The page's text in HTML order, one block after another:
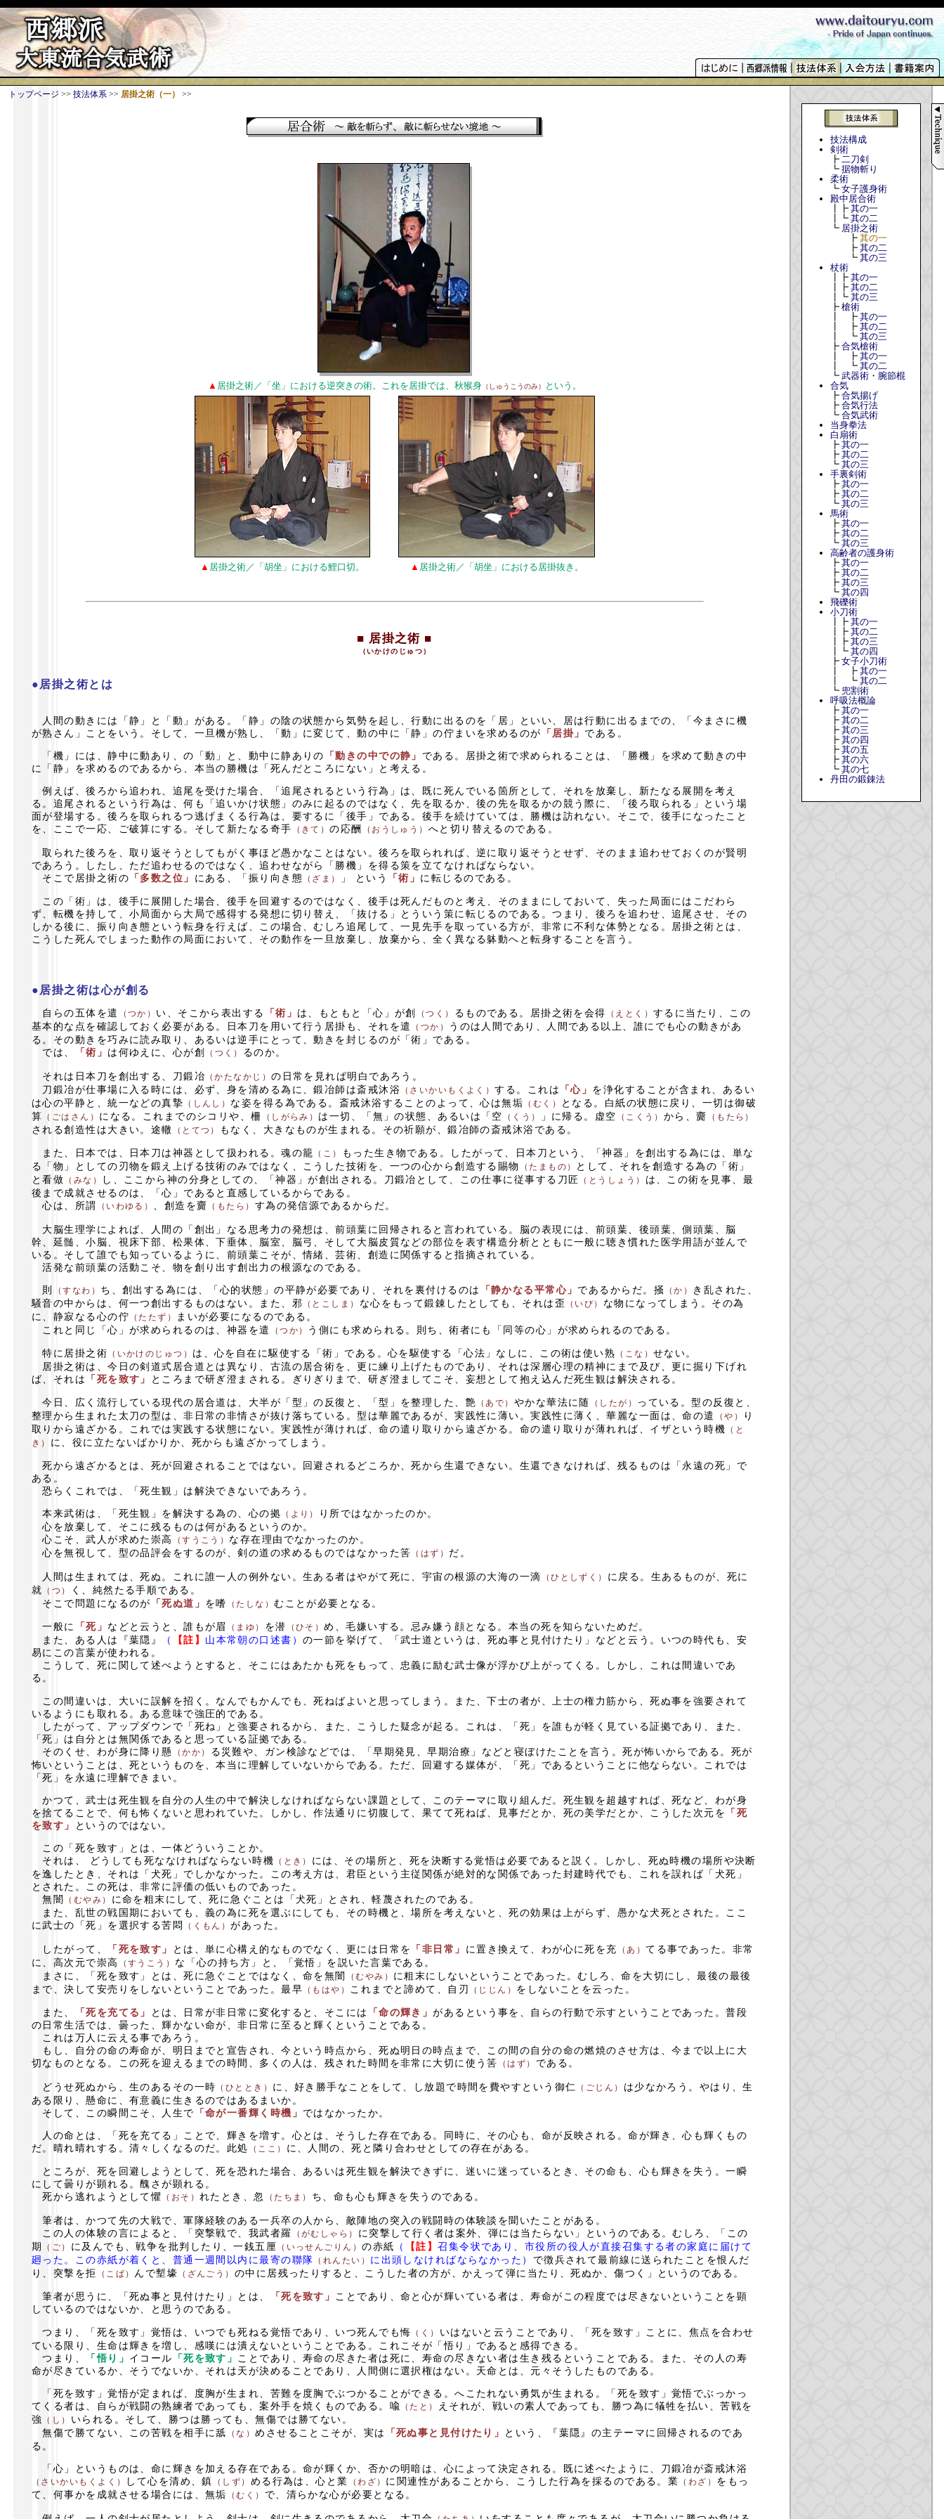
トップページ >> 技法体系 >> 居掛之術（一） >>
▲ 居掛之術／「坐」における逆突きの術。これを居掛では、秋猴身 （しゅうこうのみ） という。
▲ 居掛之術／「胡坐」における鯉口切。 ▲ 居掛之術／「胡坐」における居掛抜き。
■ 居掛之術 ■
（いかけのじゅつ）
●居掛之術とは
人間の動きには「静」と「動」がある。「静」の陰の状態から気勢を起し、行動に出るのを「居」といい、居は行動に出るまでの、「今まさに機
が熟さん」ことをいう。そして、一旦機が熟し、「動」に変じて、動の中に「静」の佇まいを求めるのが
「居掛」 である。
「機」には、静中に動あり、の「動」と、動中に静ありの 「動きの中での静」 である。居掛之術で求められることは、「勝機」を求めて動きの中
に「静」を求めるのであるから、本当の勝機は「死んだところにない」と考える。
例えば、後ろから追われ、追尾を受けた場合、「追尾されるという行為」は、既に死んでいる箇所として、それを放棄し、新たなる展開を考え
る。追尾されるという行為は、何も「追いかけ状態」のみに起るのではなく、先を取るか、後の先を取るかの競う際に、「後ろ取られる」という場
面が登場する。後ろを取られるつ逃げまくる行為は、要するに「後手」である。後手を続けていては、勝機は訪れない。そこで、後手になったこと
を、ここで一応、ご破算にする。そして新たなる奇手
（きて）の応酬 （おうしゅう） へと切り替えるのである。
取られた後ろを、取り返そうとしてもがく事ほど愚かなことはない。後ろを取られれば、逆に取り返そうとせず、そのまま追わせておくのが賢明
であろう。したし、ただ追わせるのではなく、追わせながら「勝機」を得る策を立てなければならない。
そこで居掛之術の 「多数之位」 にある、「振り向き態 （ざま） 」 という 「術」 に転じるのである。
この「術」は、後手に展開した場合、後手を回避するのではなく、後手は死んだものと考え、そのままにしておいて、失った局面にはこだわら
ず、転機を持して、小局面から大局で感得する発想に切り替え、「抜ける」とういう策に転じるのである。つまり、後ろを追わせ、追尾させ、その
しかる後に、振り向き態という転身を行えば、この場合、むしろ追尾して、一見先手を取っている方が、非常に不利な体勢となる。居掛之術とは、
こうした死んでしまった動作の局面において、その動作を一旦放棄し、放棄から、全く異なる躰動へと転身することを言う。
●居掛之術は心が創る
自らの五体を遣 （つか） い、そこから表出する 「術」 は、もともと「心」が創 （つく） るものである。居掛之術を会得 （えとく）するに当たり、この
基本的な点を確認しておく必要がある。日本刀を用いて行う居掛も、それを遣
（つか）
うのは人間であり、人間である以上、誰にでも心の動きがあ
る。その動きを巧みに読み取り、あるいは逆手にとって、動きを封じるのが「術」である。
では、
「術」 は何ゆえに、心が創 （つく） るのか。
それは日本刀を創出する、刀鍛冶 （かたなかじ）の日常を見れば明白であろう。
刀鍛冶が仕事場に入る時には、必ず、身を清める為に、鍛冶師は斎戒沐浴
（さいかいもくよく）する。これは 「心」 を浄化することが含まれ、あるい
は心の平静と、統一などの真摯 （しんし） な姿を得る為である。斎戒沐浴することのよって、心は無垢 （むく）
となる。白紙の状態に戻り、一切は御破
算
（ごはさん） になる。これまでのシコリや、柵 （しがらみ） は一切、「無」の状態、あるいは「空 （くう） 」に帰る。虚空 （こくう） から、齎 （もたら）
される創造性は大きい。途轍 （とてつ） もなく、大きなものが生まれる。その祈願が、鍛冶師の斎戒沐浴である。
また、日本では、日本刀は神器として扱われる。魂の籠 （こ）
もった生き物である。したがって、日本刀という、「神器」を創出する為には、単な
る「物」としての刃物を鍛え上げる技術のみではなく、こうした技術を、一つの心から創造する賜物
（たまもの）
として、それを創造する為の「術」
と看做
（みな） し、ここから神の分身としての、「神器」が創出される。刀鍛冶として、この仕事に従事する刀匠 （とうしょう）
は、この術を見事、最
後まで成就させるのは、「心」であると直感しているからである。
心は、所謂
（いわゆる） 、創造を齎 （もたら） す為の発信源であるからだ。
大脳生理学によれば、人間の「創出」なる思考力の発想は、前頭葉に回帰されると言われている。脳の表現には、前頭葉、後頭葉、側頭葉、脳
幹、延髄、小脳、視床下部、松果体、下垂体、脳室、脳弓、そして大脳皮質などの部位を表す構造分析とともに一般に聴き慣れた医学用語が並んで
いる。そして誰でも知っているように、前頭葉こそが、情緒、芸術、創造に関係すると指摘されている。
活発な前頭葉の活動こそ、物を創り出す創出力の根源なのである。
則 （すなわ） ち、創出する為には、「心的状態」の平静が必要であり、それを裏付けるのは 「静かなる平常心」 であるからだ。掻 （か）
き乱された、
騒音の中からは、何一つ創出するものはない。また、邪 （とこしま） な心をもって鍛錬したとしても、それは歪 （いび）
な物になってしまう。その為
に、静寂なる心の佇 （たたず）
まいが必要になるのである。
これと同じ「心」が求められるのは、神器を遣
（つか） う側にも求められる。則ち、術者にも「同等の心」が求められるのである。
特に居掛之術 （いかけのじゅつ） は、心を自在に駆使する「術」である。心を駆使する「心法」なしに、この術は使い熟 （こな） せない。
居掛之術は、今日の剣道式居合道とは異なり、古流の居合術を、更に練り上げたものであり、それは深層心理の精神にまで及び、更に掘り下げれ
ば、それは
「死を致す」 ところまで研ぎ澄まされる。ぎりぎりまで、研ぎ澄ましてこそ、妄想として抱え込んだ死生観は解決される。
今日、広く流行している現代の居合道は、大半が「型」の反復と、「型」を整理した、艶 （あで） やかな華法に随 （したが）
っている。型の反復と、
整理から生まれた太刀の型は、非日常の非情さが抜け落ちている。型は華麗であるが、実践性に薄い。実践性に薄く、華麗な一面は、命の遣
（や）
り
取りから遠ざかる。これでは実践する状態にない。実践性が薄ければ、命の遣り取りから遠ざかる。命の遣り取りが薄れれば、イザという時機 （と
き） に、役に立たないばかりか、死からも遠ざかってしまう。
死から遠ざかるとは、死が回避されることではない。回避されるどころか、死から生還できない。生還できなければ、残るものは「永遠の死」で
ある。
恐らくこれでは、「死生観」は解決できないであろう。
本来武術は、「死生観」を解決する為の、心の拠 （より）
り所ではなかったのか。
心を放棄して、そこに残るものは何があるというのか。
心こそ、武人が求めた崇高
（すうこう） な存在理由でなかったのか。
心を無視して、型の品評会をするのが、剣の道の求めるものではなかった筈
（はず） だ。
人間は生まれては、死ぬ。これに誰一人の例外ない。生ある者はやがて死に、宇宙の根源の大海の一滴 （ひとしずく）
に戻る。生あるものが、死に
就
（つ）
く、純然たる手順である。
そこで問題になるのが
「死ぬ道」 を嗜 （たしな）むことが必要となる。
一般に 「死」 などと云うと、誰もが眉 （まゆ） を潜 （ひそ）め、毛嫌いする。忌み嫌う顔となる。本当の死を知らないためだ。
また、ある人は『葉隠』
（ 【註】 山本常朝の口述書）の一節を挙げて、「武士道というは、死ぬ事と見付けたり」などと云う。いつの時代も、安
易にこの言葉が使われる。
こうして、死に関して述べようとすると、そこにはあたかも死をもって、忠義に励む武士像が浮かび上がってくる。しかし、これは間違いであ
る。
この間違いは、大いに誤解を招く。なんでもかんでも、死ねばよいと思ってしまう。また、下士の者が、上士の権力筋から、死ぬ事を強要されて
いるようにも取れる。ある意味で強圧的である。
したがって、アップダウンで「死ね」と強要されるから、また、こうした疑念が起る。これは、「死」を誰もが軽く見ている証拠であり、また、
「死」は自分とは無関係であると思っている証拠である。
そのくせ、わが身に降り懸
（かか）
る災難や、ガン検診などでは、「早期発見、早期治療」などと寝ぼけたことを言う。死が怖いからである。死が
怖いということは、死というものを、本当に理解していないからである。ただ、回避する媒体が、「死」であるということに他ならない。これでは
「死」を永遠に理解できまい。
かつて、武士は死生観を自分の人生の中で解決しなければならない課題として、このテーマに取り組んだ。死生観を超越すれば、死など、わが身
を捨てることで、何も怖くないと思われていた。しかし、作法通りに切腹して、果てて死ねば、見事だとか、死の美学だとか、こうした次元を
「死
を致す」
というのではない。
この「死を致す」とは、一体どういうことか。
それは、 どうしても死ななければならない時機 （とき） には、その場所と、死を決断する覚悟は必要であると説く。しかし、死ぬ時機の場所や決断
を逸したとき、それは「犬死」でしかなかった。この考え方は、君臣という主従関係が絶対的な関係であった封建時代でも、これを誤れば「犬死」
とされた。この死は、非常に評価の低いものであった。
無闇
（むやみ）
に命を粗末にして、死に急ぐことは「犬死」とされ、軽蔑されたのである。
また、乱世の戦国期においても、義の為に死を選ぶにしても、その時機と、場所を考えないと、死の効果は上がらず、愚かな犬死とされた。ここ
に武士の「死」を選択する苦悶
（くもん）があった。
したがって、 「死を致す」 とは、単に心構え的なものでなく、更には日常を 「非日常」 に置き換えて、わが心に死を充 （あ）てる事であった。非常
に、高次元で崇高
（すうこう） な「心の持ち方」と、「覚悟」を説いた言葉である。
まさに、「死を致す」とは、死に急ぐことではなく、命を無闇
（むやみ） に粗末にしないということであった。むしろ、命を大切にし、最後の最後
まで、決して安売りをしないということであった。最早 （もはや） これまでと諦めて、自刃 （じじん） をしないことを云った。
また、 「死を充てる」 とは、日常が非日常に変化すると、そこには 「命の輝き」があるという事を、自らの行動で示すということであった。普段
の日常生活では、曇った、輝かない命が、非日常に至ると輝くということである。
これは万人に云える事であろう。
もし、自分の命の寿命が、明日までと宣告され、今という時点から、死ぬ明日の時点まで、この間の自分の命の燃焼のさせ方は、今まで以上に大
切なものとなる。この死を迎えるまでの時間、多くの人は、残された時間を非常に大切に使う筈
（はず） である。
どうせ死ぬから、生のあるその一時 （ひととき） に、好き勝手なことをして、し放題で時間を費やすという御仁 （ごじん）
は少なかろう。やはり、生
ある限り、懸命に、有意義に生きるのではあるまいか。
そして、この瞬間こそ、人生で
「命が一番輝く時機」 ではなかったか。
人の命とは、「死を充てる」ことで、輝きを増す。心とは、そうした存在である。同時に、その心も、命が反映される。命が輝き、心も輝くもの
だ。晴れ晴れする。清々しくなるのだ。此処
（ここ） に、人間の、死と隣り合わせとしての存在がある。
ところが、死を回避しようとして、死を恐れた場合、あるいは死生観を解決できずに、迷いに迷っているとき、その命も、心も輝きを失う。一瞬
にして曇りが顕れる。醜さが顕れる。
死から逃れようとして懼
（おそ）れたとき、忽 （たちま） ち、命も心も輝きを失うのである。
筆者は、かつて先の大戦で、軍隊経験のある一兵卒の人から、敵陣地の突入の戦闘時の体験談を聞いたことがある。
この人の体験の言によると、「突撃戦で、我武者羅
（がむしゃら）
に突撃して行く者は案外、弾には当たらない」というのである。むしろ、「この
期
（ご） に及んでも、戦争を批判したり、一銭五厘 （いっせんごりん）の赤紙 （ 【註】召集令状であり、市役所の役人が直接召集する者の家庭に届けて
廻った。この赤紙が着くと、普通一週間以内に最寄の聯隊
（れんたい） に出頭しなければならなかった） で徴兵されて最前線に送られたことを恨んだ
り、突撃を拒
（こば） んで塹壕 （ざんごう） の中に居残ったりすると、こうした者の方が、かえって弾に当たり、死ぬか、傷つく」というのである。
筆者が思うに、「死ぬ事と見付けたり」とは、 「死を致す」
ことであり、命と心が輝いている者は、寿命がこの程度では尽きないということを顕
しているのではないか、と思うのである。
つまり、「死を致す」覚悟は、いつでも死ねる覚悟であり、いつ死んでも悔 （く）
いはないと云うことであり、「死を致す」ことに、焦点を合わせ
ている限り、生命は輝きを増し、感嘆には潰えないということである。これこそが「悟り」であると感得できる。
つまり、
「悟り」 イコール 「死を致す」
ことであり、寿命の尽きた者は死に、寿命の尽きない者は生き残るということである。また、その人の寿
命が尽きているか、そうでないか、それは天が決めることであり、人間側に選択権はない。天命とは、元々そうしたものである。
「死を致す」覚悟が定まれば、度胸が生まれ、苦難を度胸でぶつかることができる。へこたれない勇気が生まれる。「死を致す」覚悟でぶっかっ
てくる者は、自らが戦闘の熟練者であっても、案外手を焼くものである。喩 （たと）
えそれが、戦いの素人であっても、勝つ為に犠牲を払い、苦戦を
強
（し）
いられる。そして、勝つは勝っても、無傷では勝てない。
無傷で勝てない、この苦戦を相手に舐
（な）めさせることこそが、実は 「死ぬ事と見付けたり」
という、『葉隠』の主テーマに回帰されるのであ
る。
「心」というものは、命に輝きを加える存在である。命が輝くか、否かの明暗は、心によって決定される。既に述べたように、刀鍛冶が斎戒沐浴
（さいかいもくよく） して心を清め、鎮 （しず） める行為は、心と業 （わざ） に関連性があることから、こうした行為を採るのである。業 （わざ） をもっ
て、何事かを成就させる場合には、無垢
（むく） で、清らかな心が必要となる。
技法構成
剣術
┣ 二刀剣
┗ 据物斬り
柔術
┗ 女子護身術
殿中居合術
┃┣ 其の一
┃┗ 其の二
┗ 居掛之術
┣ 其の一
┣ 其の二
┗ 其の三
杖術
┃┣ 其の一
┃┣ 其の二
┃┗ 其の三
┣ 槍術
┃ ┣ 其の一
┃ ┣ 其の二
┃ ┗ 其の三
┣ 合気槍術
┃ ┣ 其の一
┃ ┗ 其の二
┗ 武器術・腕節棍
合気
┣ 合気揚げ
┣ 合気行法
┗ 合気武術
当身拳法
白扇術
┣ 其の一
┣ 其の二
┗ 其の三
手裏剣術
┣ 其の一
┣ 其の二
┗ 其の三
馬術
┣ 其の一
┣ 其の二
┗ 其の三
高齢者の護身術
┣ 其の一
┣ 其の二
┣ 其の三
┗ 其の四
飛礫術
小刀術
┃┣ 其の一
┃┣ 其の二
┃┣ 其の三
┃┗ 其の四
┣ 女子小刀術
┃ ┣ 其の一
┃ ┗ 其の二
┗ 兜割術
呼吸法概論
┣ 其の一
┣ 其の二
┣ 其の三
┣ 其の四
┣ 其の五
┣ 其の六
┗ 其の七
丹田の鍛錬法